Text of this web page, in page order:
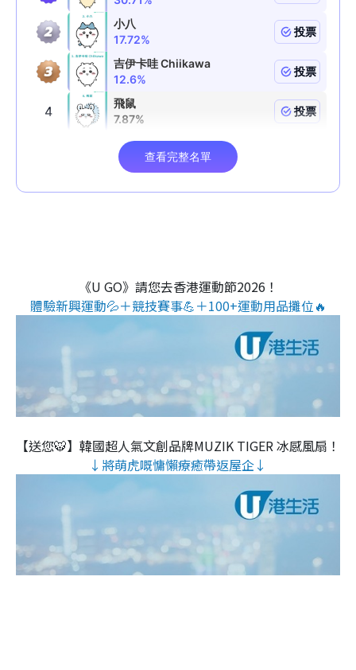
《U GO》請您去香港運動節2026！
體驗新興運動💦＋競技賽事💪＋100+運動用品攤位🔥
【送您🐯】韓國超人氣文創品牌MUZIK TIGER 冰感風扇！
↓將萌虎嘅慵懶療癒帶返屋企↓